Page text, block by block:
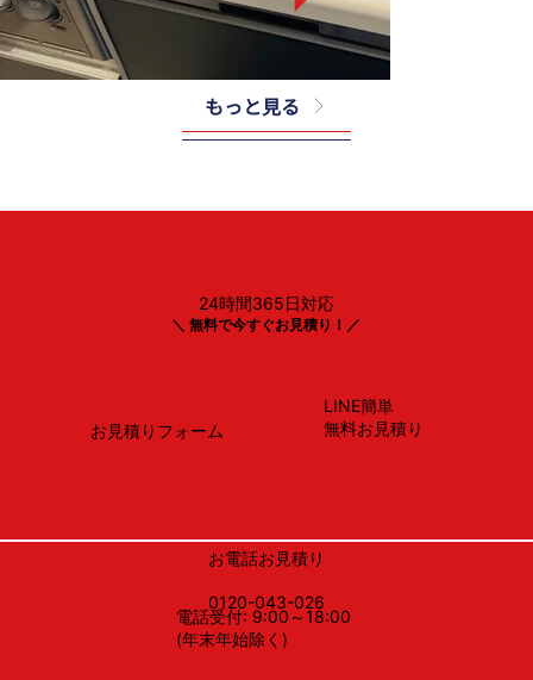
Panasonic製
もっと見る
LINE簡単
無料お見積り
0120-043-026
お電話お見積り
電話受付: 9:00～18:00
(年末年始除く)
お見積りフォーム
＼ 無料で今すぐお見積り！／
24時間365日対応